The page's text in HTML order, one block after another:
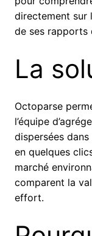
directement sur
de ses rapports
La
Octoparse
l’équipe
dispersées
en quelques
marché
comparent la
effort.